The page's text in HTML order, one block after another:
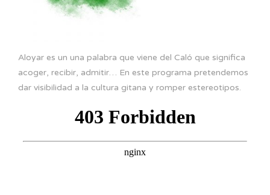
Aloyar es un una palabra que viene del Caló que significa
acoger, recibir, admitir… En este programa pretendemos
dar visibilidad a la cultura gitana y romper estereotipos.